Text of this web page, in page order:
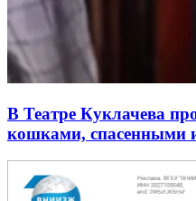
В Театре Куклачева
кошками, спасенными